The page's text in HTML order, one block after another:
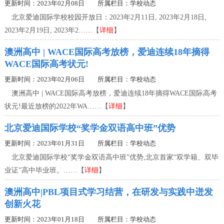
更新时间：2023年02月08日 所属栏目： 学校动态
北京爱迪国际学校校园开放日：2023年2月11日, 2023年2月18日,
2023年2月19日, 2023年2……【详细 】
澳洲高中 | WACE国际高考放榜，爱迪连续18年摘得
WACE国际高考状元!
更新时间：2023年02月06日 所属栏目： 学校动态
澳洲高中 | WACE国际高考放榜，爱迪连续18年摘得WACE国际高考
状元!最近放榜的2022年WA……【详细 】
北京爱迪国际学校“奖学金双语高中班”优势
更新时间：2023年01月31日 所属栏目： 学校动态
北京爱迪国际学校“奖学金双语高中班”优势,北京首家“双学籍、双毕
业证”高中毕业班。……【详细 】
澳洲高中|PBL项目式学习结营，在研发与实践中迸发
创新火花
更新时间：2023年01月18日 所属栏目： 学校动态